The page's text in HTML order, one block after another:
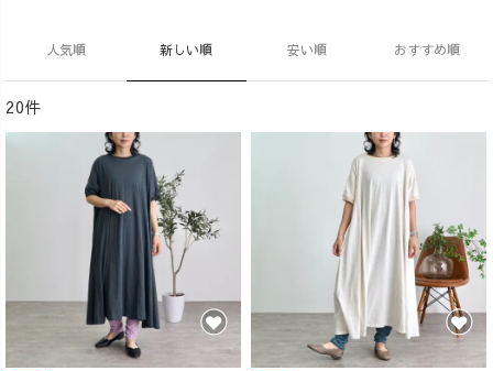
人気順 新しい順 安い順 おすすめ順
20件